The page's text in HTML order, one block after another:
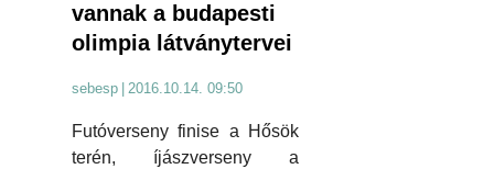
vannak a budapesti
olimpia látványtervei
sebesp 2016.10.14. 09:50
Futóverseny finise a Hősök
terén, íjászverseny a